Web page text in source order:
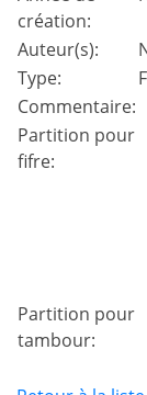
création:
Auteur(s):
Type:
Commentaire:
Partition pour
fifre:
Partition pour
tambour: